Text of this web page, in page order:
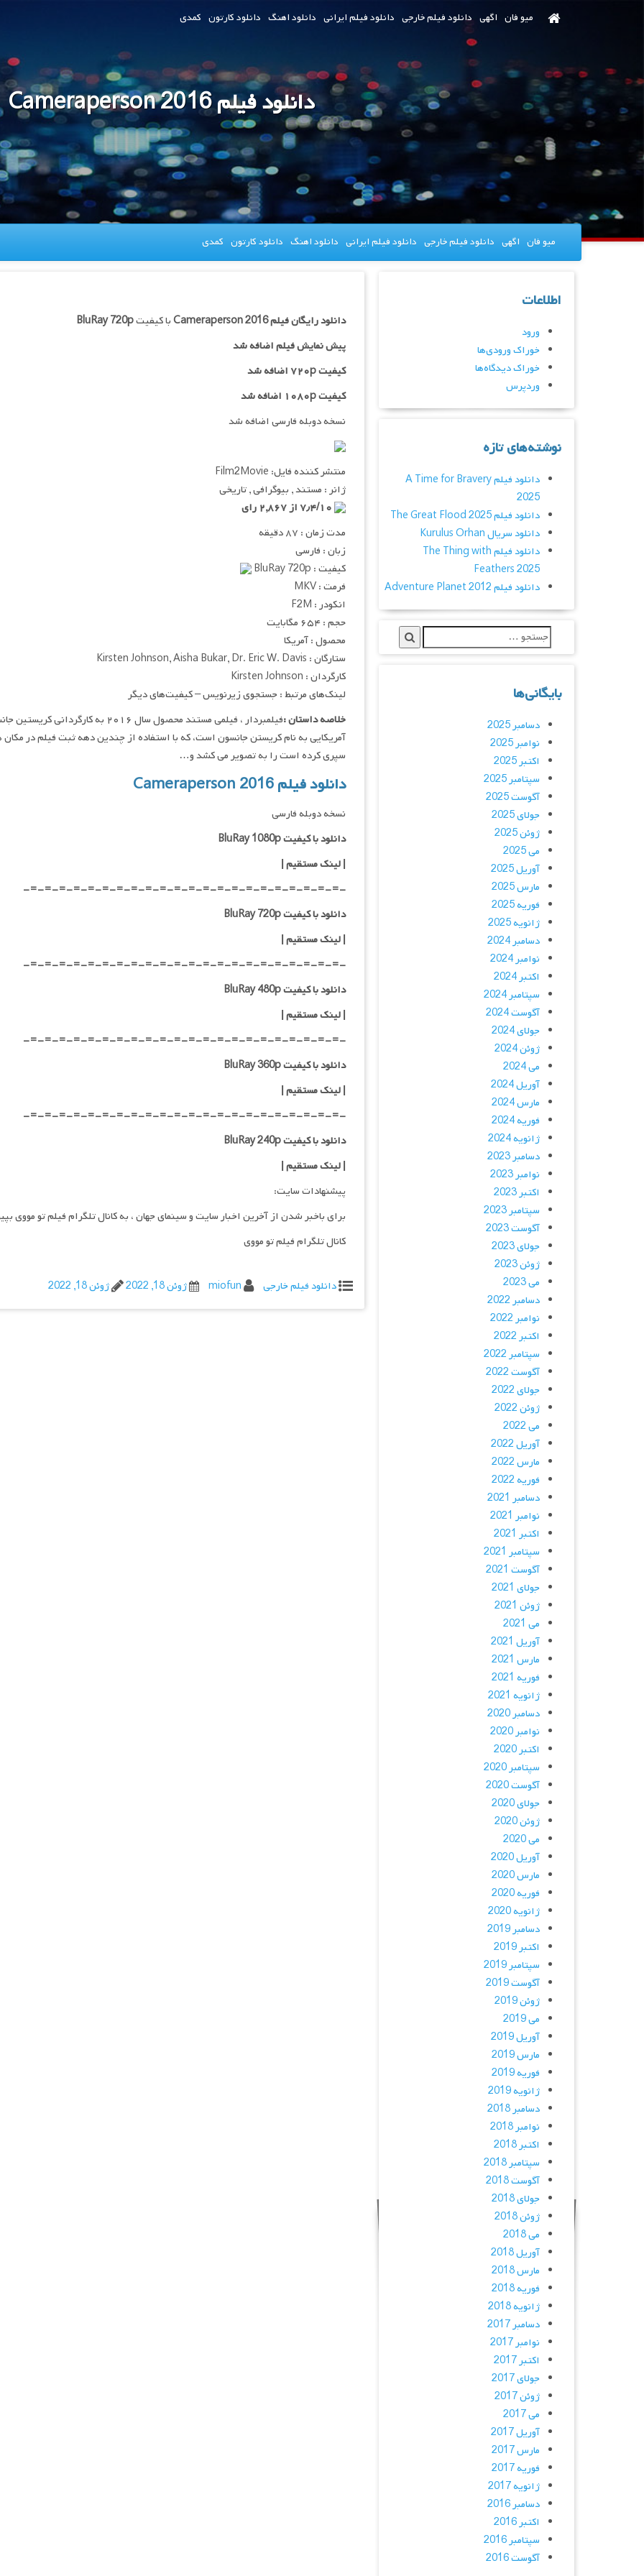
میو فان اگهی دانلود فیلم خارجی دانلود فیلم ایرانی دانلود اهنگ دانلود کارتون کمدی
دانلود فیلم Cameraperson 2016
میو فان اگهی دانلود فیلم خارجی دانلود فیلم ایرانی دانلود اهنگ دانلود کارتون کمدی
دانلود رایگان فیلمCameraperson 2016با کیفیتBluRay 720p
پیش نمایش فیلم اضافه شد
کیفیت ۷۲۰p اضافه شد
کیفیت ۱۰۸۰p اضافه شد
نسخه دوبله فارسی اضافه شد
منتشر کننده فایل: Film2Movie
ژانر : مستند , بیوگرافی , تاریخی
مدت زمان : ۸۷ دقیقه
زبان : فارسی
کیفیت : BluRay 720p
فرمت : MKV
انکودر : F2M
حجم : ۶۵۴ مگابایت
محصول : آمریکا
ستارگان : Kirsten Johnson, Aisha Bukar, Dr. Eric W. Davis
کارگردان : Kirsten Johnson
لینک‌های مرتبط : جستجوی زیرنویس – کیفیت‌های دیگر
خلاصه داستان :
فیلمبردار ، فیلمی مستند محصول سال
آمریکایی به نام کریستن جانسون است، که با استفاده از چندین دهه ثبت فیلم در
سپری کرده است را به تصویر می کشد و…
دانلود فیلم Cameraperson 2016
نسخه دوبله فارسی
دانلود با کیفیت BluRay 1080p
|لینک مستقیم |
-=-=-=-=-=-=-=-=-=-=-=-=-=-=-=-=-=-=-=-=-=-=-
دانلود با کیفیت BluRay 720p
| لینک مستقیم |
-=-=-=-=-=-=-=-=-=-=-=-=-=-=-=-=-=-=-=-=-=-=-
دانلود با کیفیت BluRay 480p
| لینک مستقیم |
-=-=-=-=-=-=-=-=-=-=-=-=-=-=-=-=-=-=-=-=-=-=-
دانلود با کیفیت BluRay 360p
| لینک مستقیم |
-=-=-=-=-=-=-=-=-=-=-=-=-=-=-=-=-=-=-=-=-=-=-
دانلود با کیفیت BluRay 240p
| لینک مستقیم |
پیشنهادات سایت:
برای باخبر شدن از آخرین اخبار سایت و سینمای جهان ، به کانال تلگرام فیلم تو مووی
کانال تلگرام فیلم تو مووی
دانلود فیلم خارجی miofun ژوئن 18, 2022 ژوئن 18, 2022
اطلاعات
ورود
خوراک ورودی‌ها
خوراک دیدگاه‌ها
وردپرس
نوشته‌های تازه
دانلود فیلم A Time for Bravery
2025
دانلود فیلم The Great Flood 2025
دانلود سریال Kurulus Orhan
دانلود فیلم The Thing with
Feathers 2025
دانلود فیلم Adventure Planet 2012
بایگانی‌ها
دسامبر 2025
نوامبر 2025
اکتبر 2025
سپتامبر 2025
آگوست 2025
جولای 2025
ژوئن 2025
می 2025
آوریل 2025
مارس 2025
فوریه 2025
ژانویه 2025
دسامبر 2024
نوامبر 2024
اکتبر 2024
سپتامبر 2024
آگوست 2024
جولای 2024
ژوئن 2024
می 2024
آوریل 2024
مارس 2024
فوریه 2024
ژانویه 2024
دسامبر 2023
نوامبر 2023
اکتبر 2023
سپتامبر 2023
آگوست 2023
جولای 2023
ژوئن 2023
می 2023
دسامبر 2022
نوامبر 2022
اکتبر 2022
سپتامبر 2022
آگوست 2022
جولای 2022
ژوئن 2022
می 2022
آوریل 2022
مارس 2022
فوریه 2022
دسامبر 2021
نوامبر 2021
اکتبر 2021
سپتامبر 2021
آگوست 2021
جولای 2021
ژوئن 2021
می 2021
آوریل 2021
مارس 2021
فوریه 2021
ژانویه 2021
دسامبر 2020
نوامبر 2020
اکتبر 2020
سپتامبر 2020
آگوست 2020
جولای 2020
ژوئن 2020
می 2020
آوریل 2020
مارس 2020
فوریه 2020
ژانویه 2020
دسامبر 2019
اکتبر 2019
سپتامبر 2019
آگوست 2019
ژوئن 2019
می 2019
آوریل 2019
مارس 2019
فوریه 2019
ژانویه 2019
دسامبر 2018
نوامبر 2018
اکتبر 2018
سپتامبر 2018
آگوست 2018
جولای 2018
ژوئن 2018
می 2018
آوریل 2018
مارس 2018
فوریه 2018
ژانویه 2018
دسامبر 2017
نوامبر 2017
اکتبر 2017
جولای 2017
ژوئن 2017
می 2017
آوریل 2017
مارس 2017
فوریه 2017
ژانویه 2017
دسامبر 2016
اکتبر 2016
سپتامبر 2016
آگوست 2016